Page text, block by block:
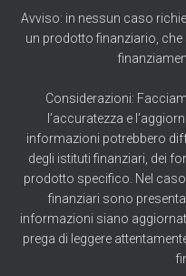
Avviso: in nessun caso
un prodotto finanziario, che
Considerazioni:
l’accuratezza e
informazioni potrebbero
degli istituti finanziari, dei
prodotto specifico. Nel
finanziari sono
informazioni siano
prega di leggere